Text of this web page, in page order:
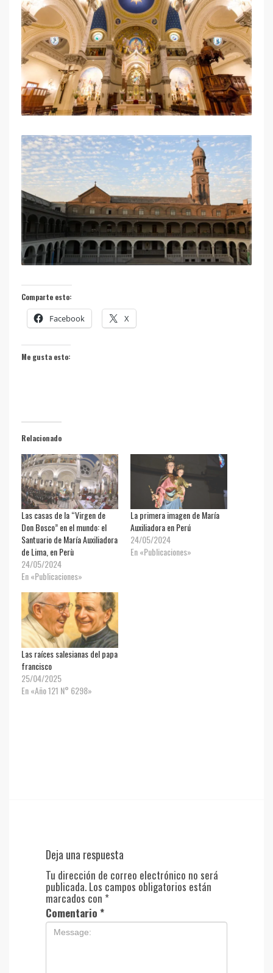
Comparte esto:
Facebook X
Me gusta esto:
Relacionado
Las casas de la “Virgen de
Don Bosco” en el mundo: el
Santuario de María Auxiliadora
de Lima, en Perù
24/05/2024
En «Publicaciones»
La primera imagen de María
Auxiliadora en Perú
24/05/2024
En «Publicaciones»
Las raíces salesianas del papa
francisco
25/04/2025
En «Año 121 N° 6298»
Deja una respuesta
Tu dirección de correo electrónico no será
publicada. Los campos obligatorios están
marcados con *
Comentario *